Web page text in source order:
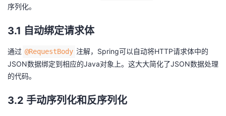
序列化。
3.1 自动绑定请求体
通过 @RequestBody 注解，Spring可以自动将HTTP请求体中的
JSON数据绑定到相应的Java对象上。这大大简化了JSON数据处理
的代码。
3.2 手动序列化和反序列化